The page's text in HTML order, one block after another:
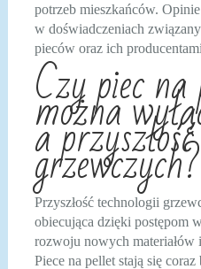
potrzeb mieszkańców.
w doświadczeniach
pieców oraz ich
Czy piec
można
a
grzewczych?
Przyszłość technologii
obiecująca dzięki postępom
rozwoju nowych materiałów
Piece na pellet stają się